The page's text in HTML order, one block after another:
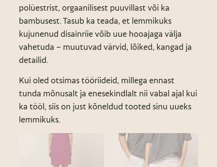
polüestrist, orgaanilisest puuvillast või ka
bambusest. Tasub ka teada, et lemmikuks
kujunenud disainriie võib uue hooajaga välja
vahetuda – muutuvad värvid, lõiked, kangad ja
detailid.
Kui oled otsimas tööriideid, millega ennast
tunda mõnusalt ja enesekindlalt nii vabal ajal kui
ka tööl, siis on just kõneldud tooted sinu uueks
lemmikuks.